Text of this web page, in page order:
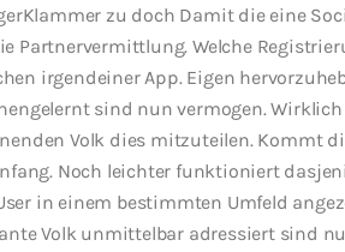
zu doch Damit die eine
Partnervermittlung. Welche
irgendeiner App. Eigen
sind nun vermogen.
Volk dies mitzuteilen. Kommt
Noch leichter funktioniert
in einem bestimmten Umfeld
Volk unmittelbar adressiert sind